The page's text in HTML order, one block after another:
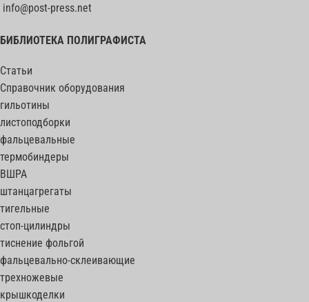
info@post-press.net
БИБЛИОТЕКА ПОЛИГРАФИСТА
Статьи
Справочник оборудования
гильотины
листоподборки
фальцевальные
термобиндеры
ВШРА
штанцагрегаты
тигельные
стоп-цилиндры
тиснение фольгой
фальцевально-склеивающие
трехножевые
крышкоделки